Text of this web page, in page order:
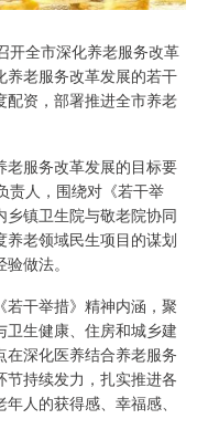
开全市深化养老服务改革
养老服务改革发展的若干
配资，部署推进全市养老
老服务改革发展的目标要
责人，围绕对《若干举
镇卫生院与敬老院协同
老领域民生项目的谋划
做法。
干举措》精神内涵，聚
生健康、住房和城乡建
深化医养结合养老服务
持续发力，扎实推进各
人的获得感、幸福感、